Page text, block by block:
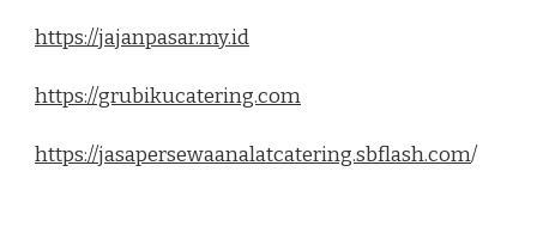
https://jajanpasar.my.id
https://grubikucatering.com
https://jasapersewaanalatcatering.sbflash.com/